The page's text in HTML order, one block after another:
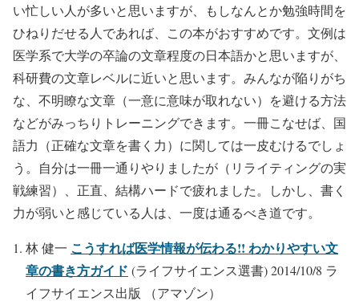
い忙しい人が多いと思いますが、もしなんとか勉強時間を
ひねりだせる人であれば、この本がおすすめです。文例は
医学系で大学の卒論の文章程度の日本語かと思いますが、
科研費の文章レベルに近いと思います。みんなが陥りがち
な、不明瞭な文章（一意に意味が取れない）を避ける方法
などがみっちりトレーニングできます。一冊こなせば、国
語力（正確な文章を書く力）に関しては一皮むけるでしょ
う。自分は一冊一通りやりましたが（リライティングの実
戦練習）、正直、結構ハードで疲れました。しかし、書く
力が弱いと感じている人は、一度は通るべき道です。
林 健一 こうすれば医学情報が伝わる!! わかりやすい文
章の書き方ガイド (ライフサイエンス選書) 2014/10/8 ラ
イフサイエンス出版 （アマゾン）